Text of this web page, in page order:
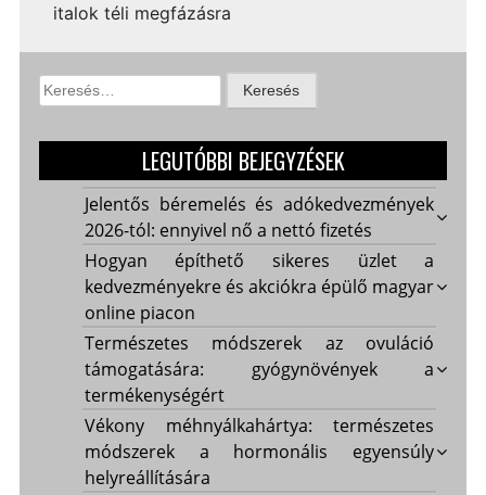
italok téli megfázásra
Keresés:
LEGUTÓBBI BEJEGYZÉSEK
Jelentős béremelés és adókedvezmények
2026-tól: ennyivel nő a nettó fizetés
Hogyan építhető sikeres üzlet a
kedvezményekre és akciókra épülő magyar
online piacon
Természetes módszerek az ovuláció
támogatására: gyógynövények a
termékenységért
Vékony méhnyálkahártya: természetes
módszerek a hormonális egyensúly
helyreállítására